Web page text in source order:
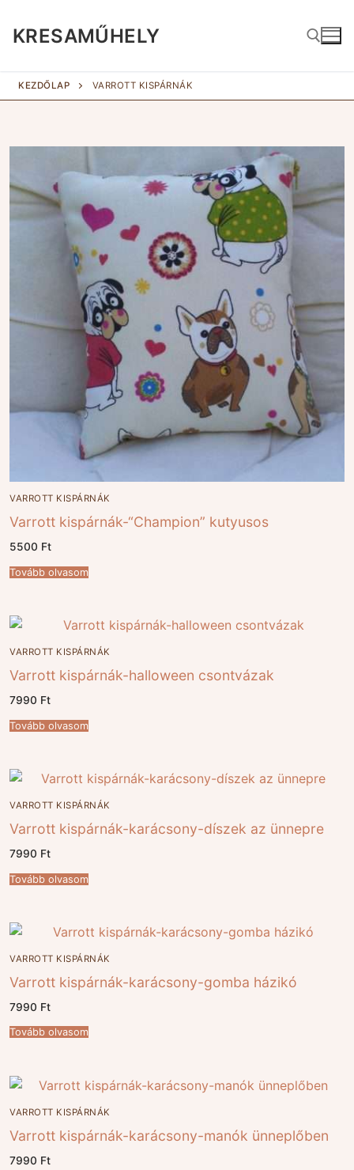
tartalomra
KRESAMŰHELY
Keresése:
KEZDŐLAP VARROTT KISPÁRNÁK
VARROTT KISPÁRNÁK
Varrott kispárnák-“Champion” kutyusos
5500 Ft
Tovább olvasom
VARROTT KISPÁRNÁK
Varrott kispárnák-halloween csontvázak
7990 Ft
Tovább olvasom
VARROTT KISPÁRNÁK
Varrott kispárnák-karácsony-díszek az ünnepre
7990 Ft
Tovább olvasom
VARROTT KISPÁRNÁK
Varrott kispárnák-karácsony-gomba házikó
7990 Ft
Tovább olvasom
VARROTT KISPÁRNÁK
Varrott kispárnák-karácsony-manók ünneplőben
7990 Ft